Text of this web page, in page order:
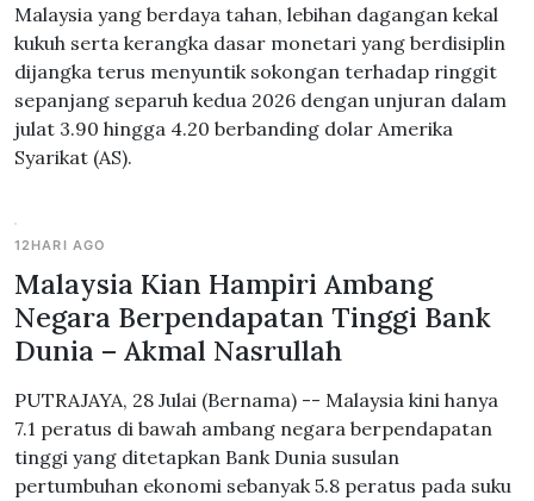
Malaysia yang berdaya tahan, lebihan dagangan kekal
kukuh serta kerangka dasar monetari yang berdisiplin
dijangka terus menyuntik sokongan terhadap ringgit
sepanjang separuh kedua 2026 dengan unjuran dalam
julat 3.90 hingga 4.20 berbanding dolar Amerika
Syarikat (AS).
12HARI AGO
Malaysia Kian Hampiri Ambang
Negara Berpendapatan Tinggi Bank
Dunia – Akmal Nasrullah
PUTRAJAYA, 28 Julai (Bernama) -- Malaysia kini hanya
7.1 peratus di bawah ambang negara berpendapatan
tinggi yang ditetapkan Bank Dunia susulan
pertumbuhan ekonomi sebanyak 5.8 peratus pada suku